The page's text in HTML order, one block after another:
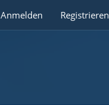
Anmelden Registrieren